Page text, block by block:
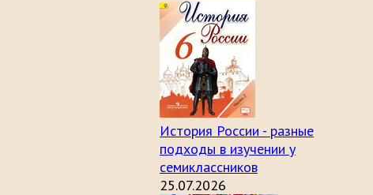
История России - разные
подходы в изучении у
семиклассников
25.07.2026